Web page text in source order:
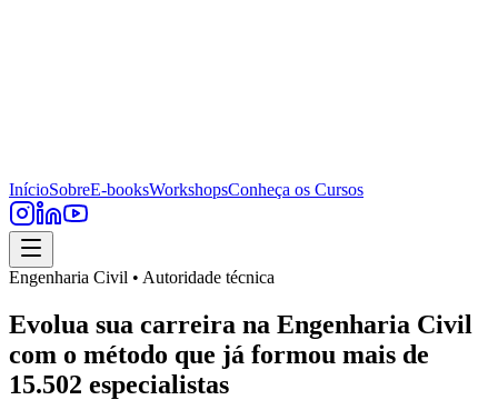
InícioSobreE-booksWorkshopsConheça os Cursos
Engenharia Civil • Autoridade técnica
Evolua sua carreira na Engenharia Civil
com o método que já formou mais de
15.502 especialistas